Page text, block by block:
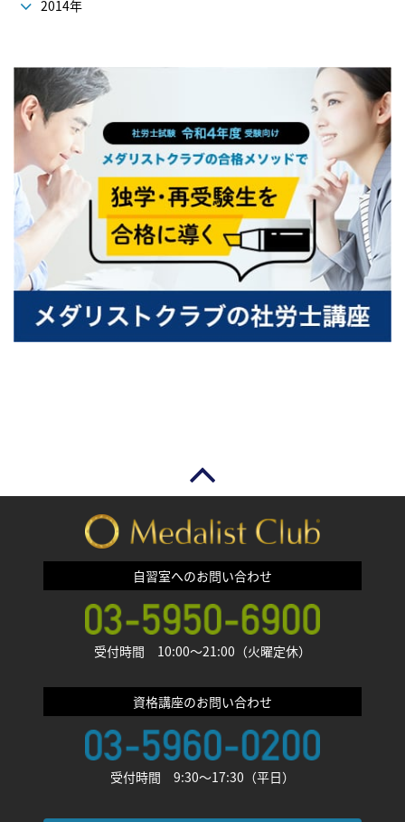
2014年
自習室へのお問い合わせ
受付時間 10:00〜21:00（火曜定休）
資格講座のお問い合わせ
受付時間 9:30〜17:30（平日）